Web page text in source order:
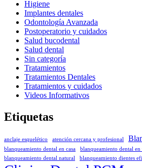
Higiene
Implantes dentales
Odontología Avanzada
Postoperatorio y cuidados
Salud bucodental
Salud dental
Sin categoría
Tratamientos
Tratamientos Dentales
Tratamientos y cuidados
Videos Informativos
Etiquetas
anclaje esquelético atención cercana y profesional
blanqueamiento dental en casa
blanqueamiento dental en
blanqueamiento dental natural
blanqueamiento dientes